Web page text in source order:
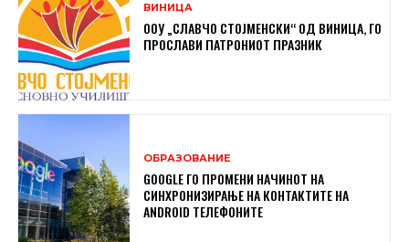
ВИНИЦА
ООУ „СЛАВЧО СТОЈМЕНСКИ“ ОД ВИНИЦА, ГО
ПРОСЛАВИ ПАТРОНИОТ ПРАЗНИК
ОБРАЗОВАНИЕ
GOOGLE ГО ПРОМЕНИ НАЧИНОТ НА
СИНХРОНИЗИРАЊЕ НА КОНТАКТИТЕ НА
ANDROID ТЕЛЕФОНИТЕ